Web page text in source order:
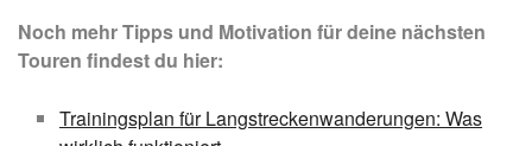
Noch mehr Tipps und Motivation für deine nächsten
Touren findest du hier:
Trainingsplan für Langstreckenwanderungen: Was